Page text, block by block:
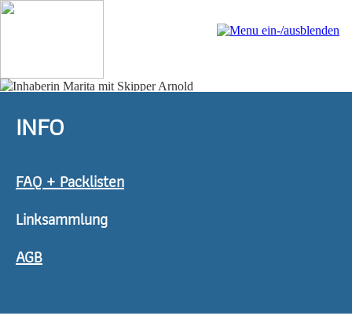
INFO
FAQ + Packlisten
Linksammlung
AGB